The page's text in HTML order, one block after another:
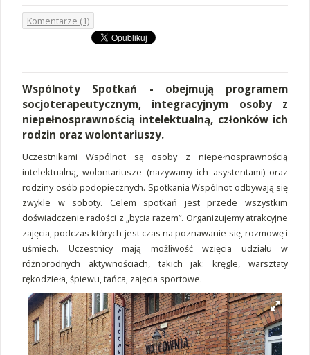
Wspólnoty Spotkań - obejmują programem
socjoterapeutycznym, integracyjnym osoby z
niepełnosprawnością intelektualną, członków ich
rodzin oraz wolontariuszy.
Uczestnikami Wspólnot są osoby z niepełnosprawnością
intelektualną, wolontariusze (nazywamy ich asystentami) oraz
rodziny osób podopiecznych. Spotkania Wspólnot odbywają się
zwykle w soboty. Celem spotkań jest przede wszystkim
doświadczenie radości z „bycia razem”. Organizujemy atrakcyjne
zajęcia, podczas których jest czas na poznawanie się, rozmowę i
uśmiech. Uczestnicy mają możliwość wzięcia udziału w
różnorodnych aktywnościach, takich jak: kręgle, warsztaty
rękodzieła, śpiewu, tańca, zajęcia sportowe.
Komentarze (1)